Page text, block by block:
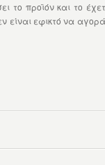
το προϊόν και το
είναι εφικτό να